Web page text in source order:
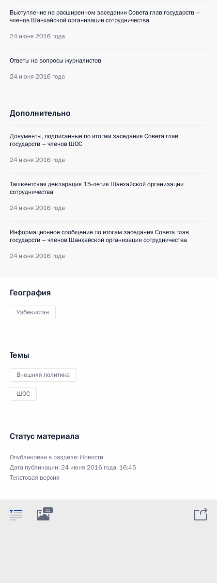
Выступление на расширенном заседании Совета глав государств –
членов Шанхайской организации сотрудничества
24 июня 2016 года
Ответы на вопросы журналистов
24 июня 2016 года
Дополнительно
Документы, подписанные по итогам заседания Совета глав
государств – членов ШОС
24 июня 2016 года
Ташкентская декларация 15-летия Шанхайской организации
сотрудничества
24 июня 2016 года
Информационное сообщение по итогам заседания Совета глав
государств – членов Шанхайской организации сотрудничества
24 июня 2016 года
География
Узбекистан
Темы
Внешняя политика
ШОС
Статус материала
Опубликован в разделе: Новости
Дата публикации:24 июня 2016 года, 16:45
Текстовая версия
21